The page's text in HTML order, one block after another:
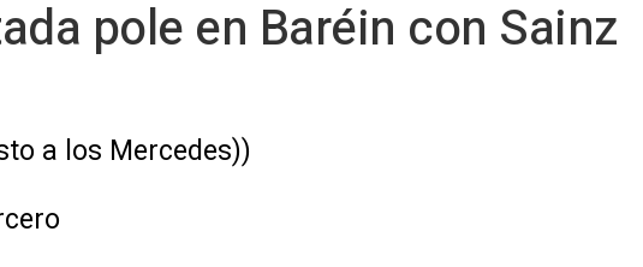
pole en Baréin con Sainz
a los Mercedes))